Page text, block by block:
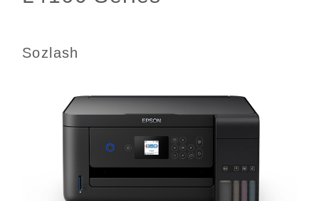
Sozlash